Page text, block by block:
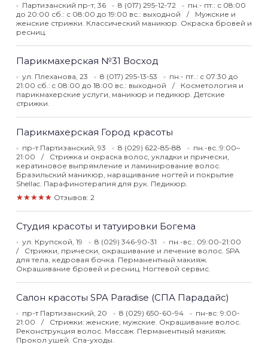
Партизанский пр-т, 36 8 (017) 295-12-72
пн.- пт.: с 08:00
до 20:00 сб.: с 08:00 до 19:00 вс.: выходной
Мужские и
женские стрижки. Классический маникюр. Окраска бровей и
ресниц.
Парикмахерская №31 Восход
ул. Плеханова, 23 8 (017) 295-13-53
пн.- пт..: c 07:30 до
21:00 сб.: c 08:00 до 18:00 вс.: выходной
Косметология и
парикмахерские услуги, маникюр и педикюр. Детские
стрижки.
Парикмахерская Город красоты
пр-т Партизанский, 93 8 (029) 622-85-88
пн.-вс.:9:00–
21:00
Стрижка и окраска волос, укладки и прически,
кератиновое выпрямление и ламинирование волос.
Бразильский маникюр, наращивание ногтей и покрытие
Shellac. Парафинотерапия для рук. Педикюр.
★★★★★ Отзывов: 2
Студия красоты и татуировки Богема
ул. Крупской, 19 8 (029) 346-90-31
пн.-вс.: 09:00-21:00
Стрижки, прически, окрашивание и лечение волос. SPA
для тела, кедровая бочка. Перманентный макияж.
Окрашивание бровей и ресниц. Ногтевой сервис.
Салон красоты SPA Paradise (СПА Парадайс)
пр-т Партизанский, 20 8 (029) 650-60-94
пн-вс: 9:00-
21:00
Стрижки: женские, мужские. Окрашивание волос.
Реконструкция волос. Массаж. Перманентный макияж.
Прокол ушей. Спа-уходы.